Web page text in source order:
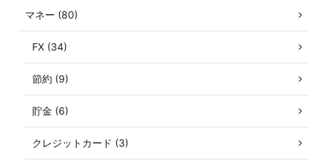
マネー (80)
FX (34)
節約 (9)
貯金 (6)
クレジットカード (3)